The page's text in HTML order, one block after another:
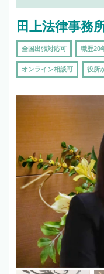
田上法律事務
全国出張対応可 職歴20
オンライン相談可 役所